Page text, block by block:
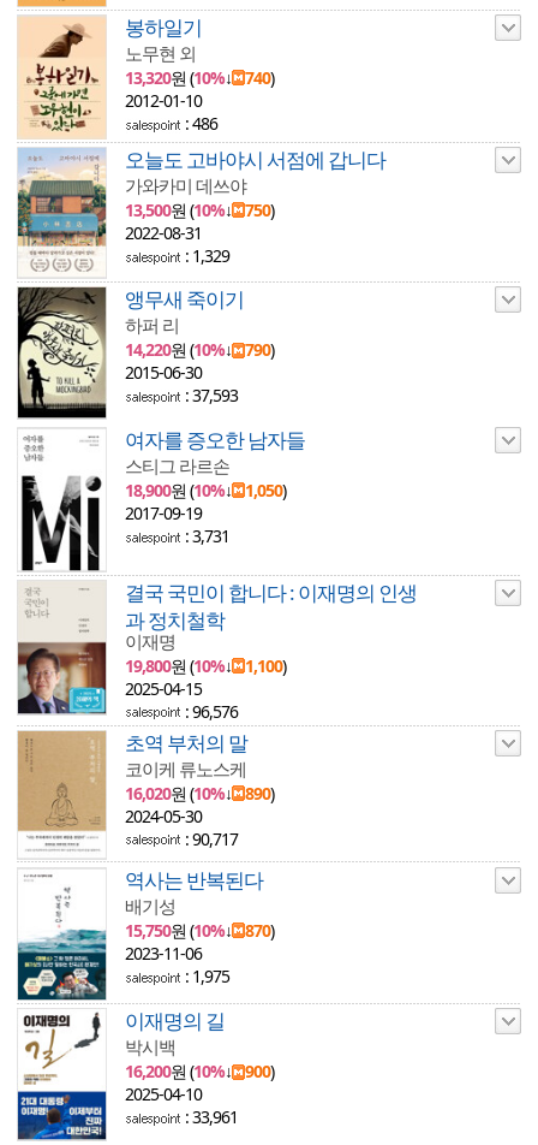
봉하일기
노무현 외
13,320원 (10%↓ 740)
2012-01-10
: 486
오늘도 고바야시 서점에 갑니다
가와카미 데쓰야
13,500원 (10%↓ 750)
2022-08-31
: 1,329
앵무새 죽이기
하퍼 리
14,220원 (10%↓ 790)
2015-06-30
: 37,593
여자를 증오한 남자들
스티그 라르손
18,900원 (10%↓ 1,050)
2017-09-19
: 3,731
결국 국민이 합니다 : 이재명의 인생
과 정치철학
이재명
19,800원 (10%↓ 1,100)
2025-04-15
: 96,576
초역 부처의 말
코이케 류노스케
16,020원 (10%↓ 890)
2024-05-30
: 90,717
역사는 반복된다
배기성
15,750원 (10%↓ 870)
2023-11-06
: 1,975
이재명의 길
박시백
16,200원 (10%↓ 900)
2025-04-10
: 33,961